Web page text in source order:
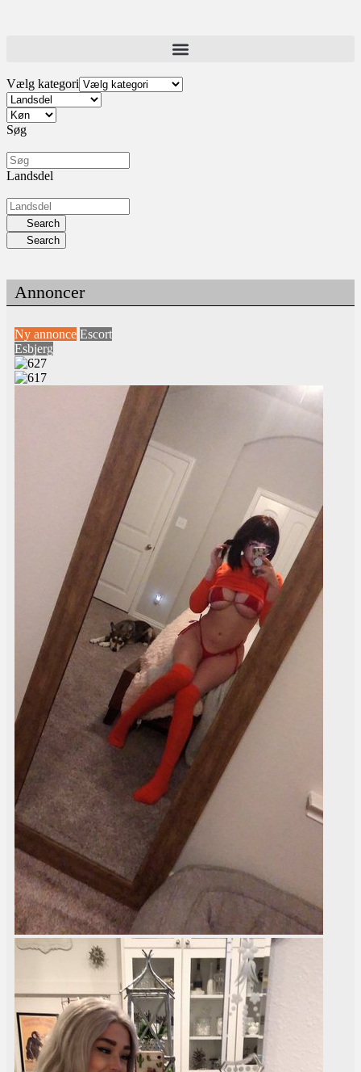
Vælg kategori
Søg
Landsdel
Search
Search
Annoncer
Ny annonce Escort
Esbjerg